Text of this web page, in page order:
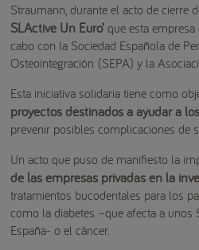
Straumann, durante el acto de cierre
SLActive Un Euro’que esta
cabo con la Sociedad Española de
Osteointegración (SEPA) y la
Esta iniciativa solidaria tiene como
proyectos destinados a ayudar a
prevenir posibles complicaciones de
Un acto que puso de manifiesto la
de las empresas privadas en la
tratamientos bucodentales para los
como la diabetes –que afecta a
España- o el cáncer.